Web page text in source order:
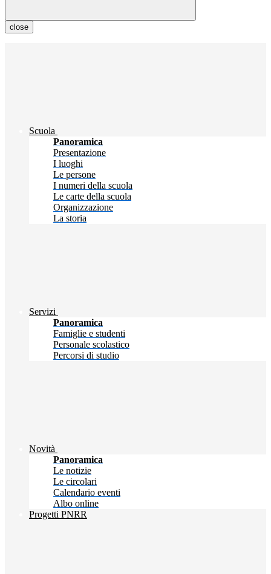
close
Scuola
Panoramica
Presentazione
I luoghi
Le persone
I numeri della scuola
Le carte della scuola
Organizzazione
La storia
Servizi
Panoramica
Famiglie e studenti
Personale scolastico
Percorsi di studio
Novità
Panoramica
Le notizie
Le circolari
Calendario eventi
Albo online
Progetti PNRR